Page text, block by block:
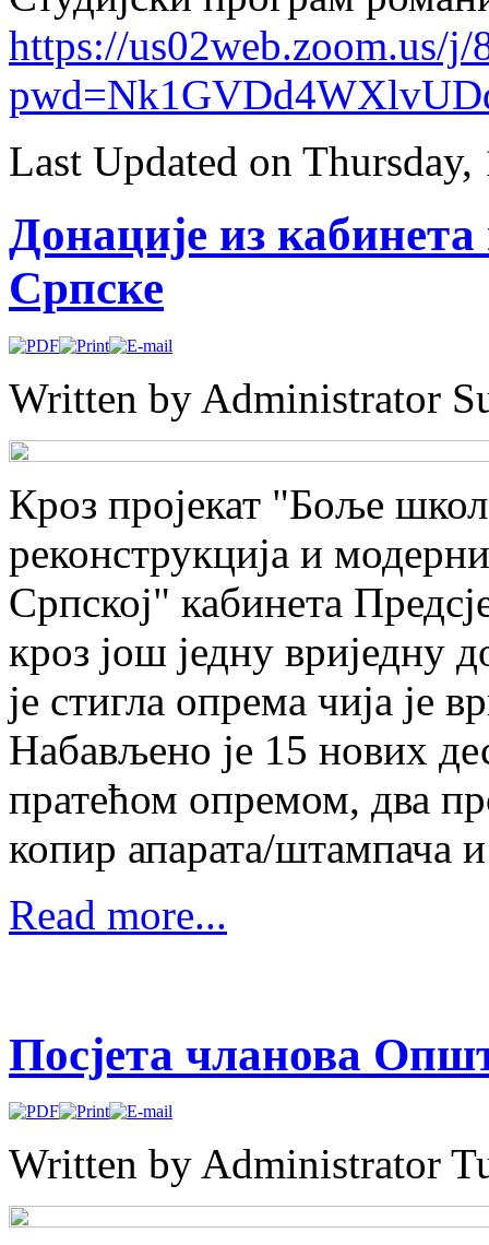
https://us02web.zoom.us/j/
Last Updated on
Донације из
Српске
Written by Administrator
Кроз пројекат "Боље
реконструкција и
Српској" кабинета
кроз још једну вриједну
је стигла опрема чија је
Набављено је 15 нових
пратећом опремом, два
копир апарата/штампача
Read more...
Посјета чланова
Written by Administrator